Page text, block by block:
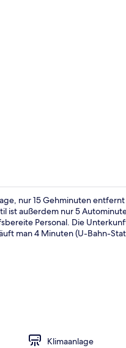
nur 15 Gehminuten
ist außerdem nur 5
Personal. Die
man 4 Minuten (U-Bahn-
Klimaanlage